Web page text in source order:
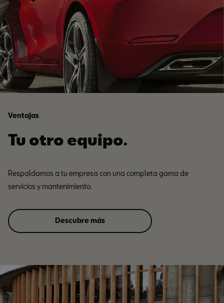
Ventajas
Tu otro equipo.
Respaldamos a tu empresa con una completa gama de
servicios y mantenimiento.
Descubre más